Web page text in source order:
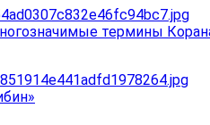
термины